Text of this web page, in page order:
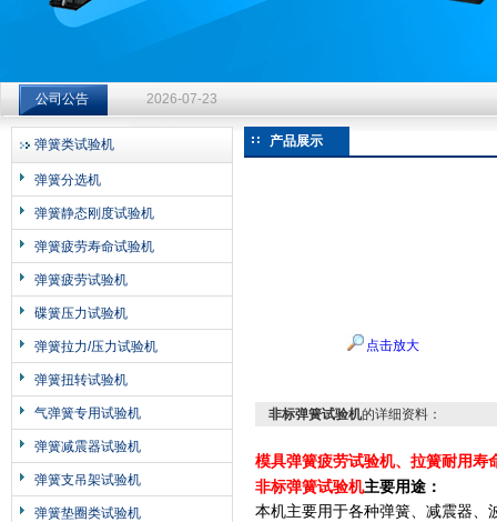
公司公告
钻杆扭转试验台选型指南：从额定扭矩到加载频率的工况适配
钻杆扭转试验台选型指南：从额定扭矩到加载频率的工况适配
2026-07-23
钻杆扭转试验台选型指南：从额定扭矩到加载频率的工况适配
2026-07-23
弹簧类试验机
弹簧分选机
弹簧静态刚度试验机
弹簧疲劳寿命试验机
弹簧疲劳试验机
碟簧压力试验机
弹簧拉力/压力试验机
弹簧扭转试验机
气弹簧专用试验机
弹簧减震器试验机
弹簧支吊架试验机
弹簧垫圈类试验机
产品展示
点击放大
非标弹簧试验机的详细资料：
模具弹簧疲劳试验机、拉簧耐用寿
非标弹簧试验机主要用途：
本机主要用于各种弹簧、减震器、